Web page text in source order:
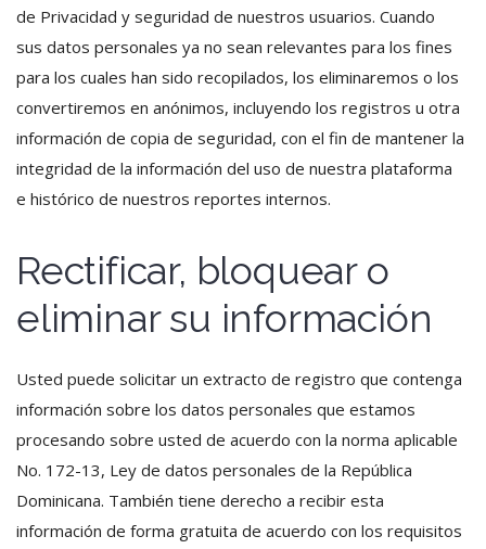
de Privacidad y seguridad de nuestros usuarios. Cuando
sus datos personales ya no sean relevantes para los fines
para los cuales han sido recopilados, los eliminaremos o los
convertiremos en anónimos, incluyendo los registros u otra
información de copia de seguridad, con el fin de mantener la
integridad de la información del uso de nuestra plataforma
e histórico de nuestros reportes internos.
Rectificar, bloquear o
eliminar su información
Usted puede solicitar un extracto de registro que contenga
información sobre los datos personales que estamos
procesando sobre usted de acuerdo con la norma aplicable
No. 172-13, Ley de datos personales de la República
Dominicana. También tiene derecho a recibir esta
información de forma gratuita de acuerdo con los requisitos